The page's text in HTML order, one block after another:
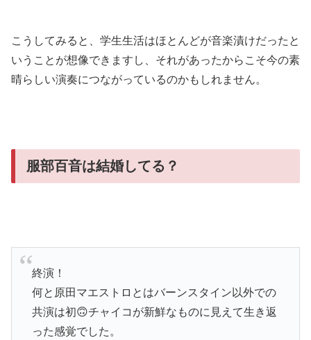
こうしてみると、学生生活はほとんどが音楽漬けだったと
いうことが想像できますし、それがあったからこそ今の素
晴らしい演奏につながっているのかもしれません。
服部百音は結婚してる？
終演！
何と原田マエストロとはバーンスタイン以外での
共演は初🙃チャイコが新鮮なものに見えて生き返
った感覚でした。